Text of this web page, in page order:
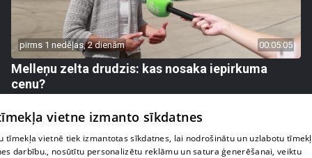
pirms 1 nedēļas, 2 dienām 00:05:05
Melleņu zelta drudzis: kas nosaka iepirkuma
cenu?
vietne izmanto sīkdatnes
tīmekļa vietnē tiek izmantotas sīkdatnes, lai nodrošinātu un uzlabotu
darbību., nosūtītu personalizētu reklāmu un satura ģenerēšanai, veiktu